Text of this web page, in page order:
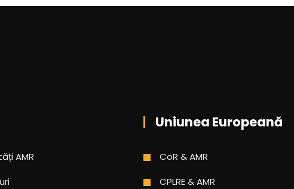
AMR
Uniunea Europeană
CoR & AMR
CPLRE & AMR